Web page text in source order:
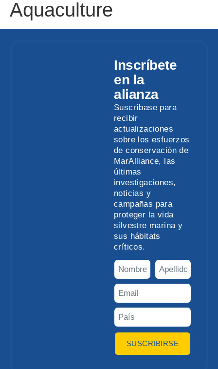
Aquaculture
Inscríbete
en la
alianza
Suscríbase para
recibir
actualizaciones
sobre los esfuerzos
de conservación de
MarAlliance, las
últimas
investigaciones,
noticias y
campañas para
proteger la vida
silvestre marina y
sus hábitats
críticos.
SUSCRIBIRSE